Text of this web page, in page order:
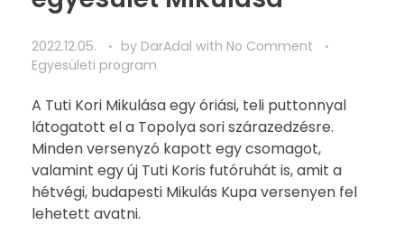
2022.12.05. by DarAdal with No Comment
Egyesületi program
A Tuti Kori Mikulása egy óriási, teli puttonnyal
látogatott el a Topolya sori szárazedzésre.
Minden versenyzó kapott egy csomagot,
valamint egy új Tuti Koris futóruhát is, amit a
hétvégi, budapesti Mikulás Kupa versenyen fel
lehetett avatni.